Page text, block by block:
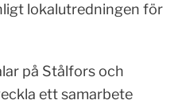
lokalutredningen för
på Stålfors och
ett samarbete